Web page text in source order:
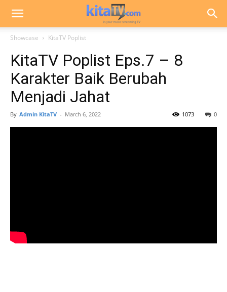
Showcase KitaTV Poplist
KitaTV Poplist Eps.7 – 8
Karakter Baik Berubah
Menjadi Jahat
By Admin KitaTV - March 6, 2022 0
1073